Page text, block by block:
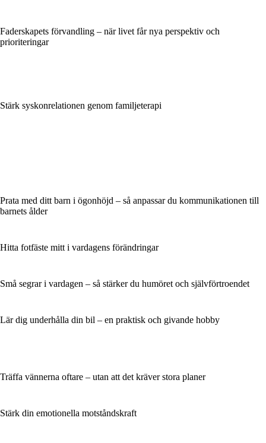
Faderskapets förvandling – när livet får nya perspektiv och
prioriteringar
Stärk syskonrelationen genom familjeterapi
Prata med ditt barn i ögonhöjd – så anpassar du kommunikationen till
barnets ålder
Hitta fotfäste mitt i vardagens förändringar
Små segrar i vardagen – så stärker du humöret och självförtroendet
Lär dig underhålla din bil – en praktisk och givande hobby
Träffa vännerna oftare – utan att det kräver stora planer
Stärk din emotionella motståndskraft